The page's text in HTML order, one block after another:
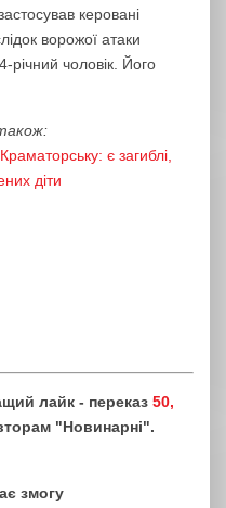
керовані
ворожої атаки
річний чоловік. Його
є загиблі,
діти
лайк - переказ 50,
"Новинарні".
змогу